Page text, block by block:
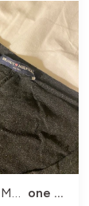
Brandy Melville
one size